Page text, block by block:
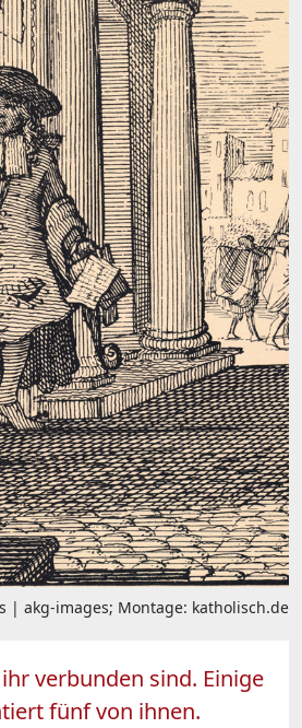
| akg-images; Montage: katholisch.de
verbunden sind. Einige
fünf von ihnen.